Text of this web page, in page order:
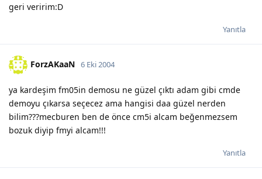
geri veririm:D
Yanıtla
ForzAKaaN 6 Eki 2004
ya kardeşim fm05in demosu ne güzel çıktı adam gibi cmde
demoyu çıkarsa seçecez ama hangisi daa güzel nerden
bilim???mecburen ben de önce cm5i alcam beğenmezsem
bozuk diyip fmyi alcam!!!
Yanıtla